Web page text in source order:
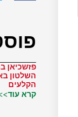
פזשכיאן
השלטון
הקלעים
קרא